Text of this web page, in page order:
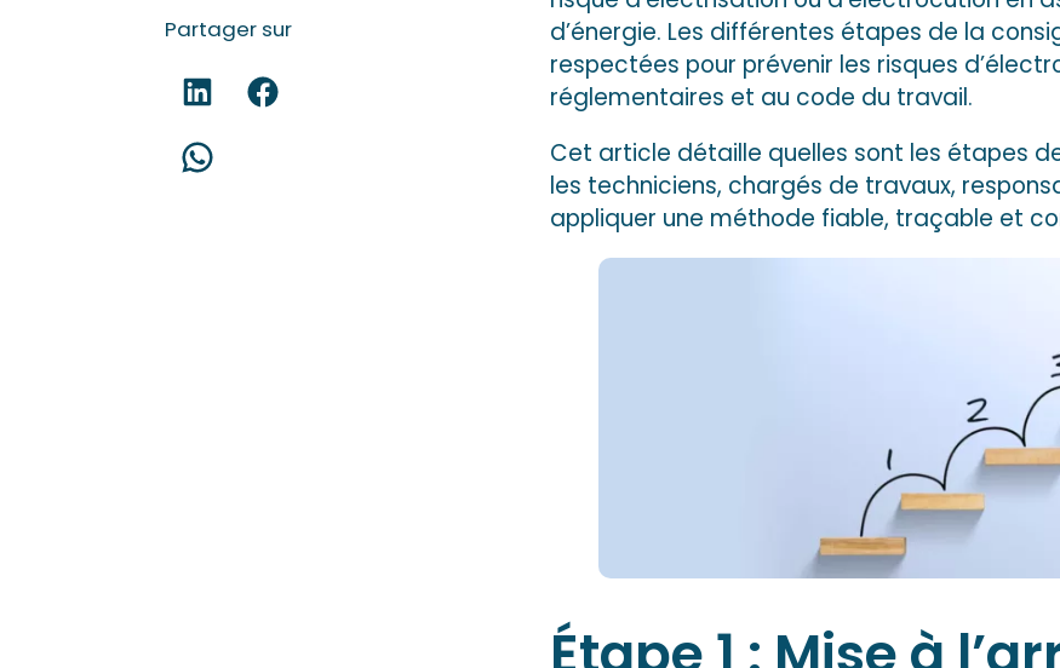
Partager sur
Partagez sur LinkedIn !
Partagez sur Facebook !
Partagez sur WhatsApp !
d’énergie. Les différentes étapes de la
respectées pour prévenir les risques
réglementaires et au code du travail.
Cet article détaille quelles sont les étapes
les techniciens, chargés de travaux,
appliquer une méthode fiable, traçable et